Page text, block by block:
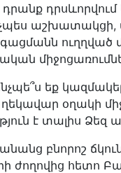
աշխատակցի,
ուղղված
եք
օղակի
է տալիս Ձեզ
բնորոշ
ժողովից հետո